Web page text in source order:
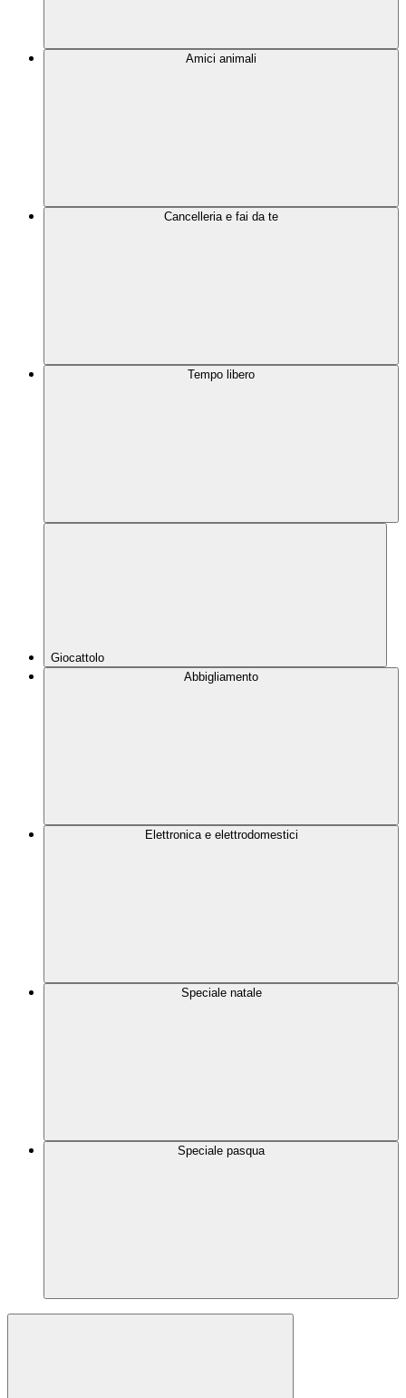
Amici animali
Cancelleria e fai da te
Tempo libero
Giocattolo
Abbigliamento
Elettronica e elettrodomestici
Speciale natale
Speciale pasqua